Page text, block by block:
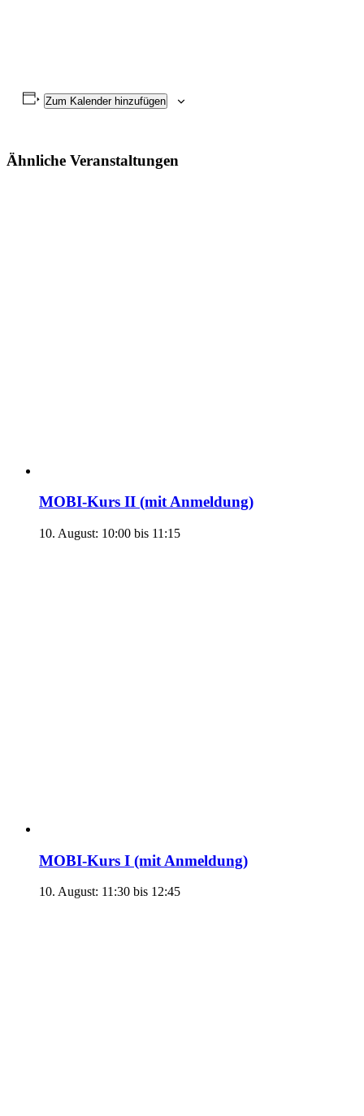
Zum Kalender hinzufügen
Ähnliche Veranstaltungen
MOBI-Kurs II (mit Anmeldung)
10. August: 10:00 bis 11:15
MOBI-Kurs I (mit Anmeldung)
10. August: 11:30 bis 12:45